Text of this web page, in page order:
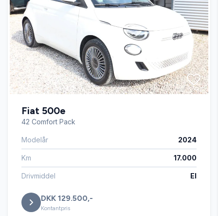
Fiat 500e
42 Comfort Pack
Modelår 2024
Km 17.000
Drivmiddel El
DKK 129.500,-
Kontantpris